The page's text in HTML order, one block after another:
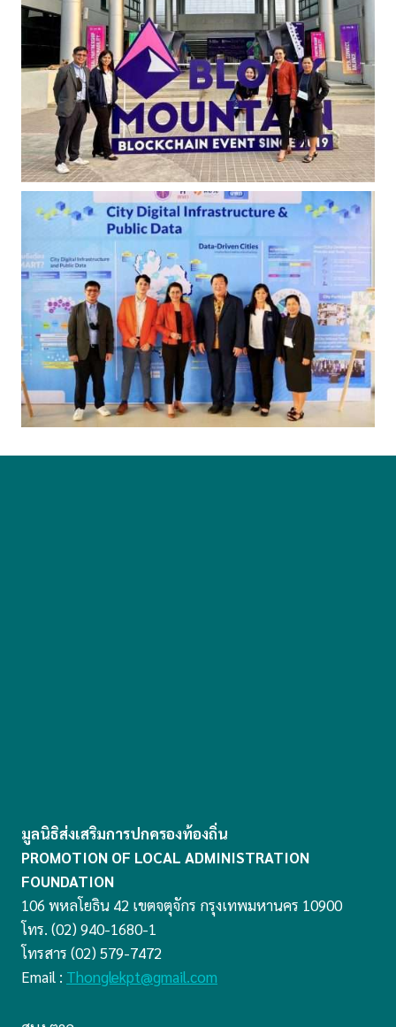
มูลนิธิส่งเสริมการปกครองท้องถิ่น
PROMOTION OF LOCAL ADMINISTRATION
FOUNDATION
106 พหลโยธิน 42 เขตจตุจักร กรุงเทพมหานคร 10900
โทร. (02) 940-1680-1
โทรสาร (02) 579-7472
Email : Thonglekpt@gmail.com